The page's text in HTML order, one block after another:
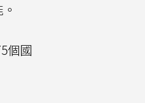
個國